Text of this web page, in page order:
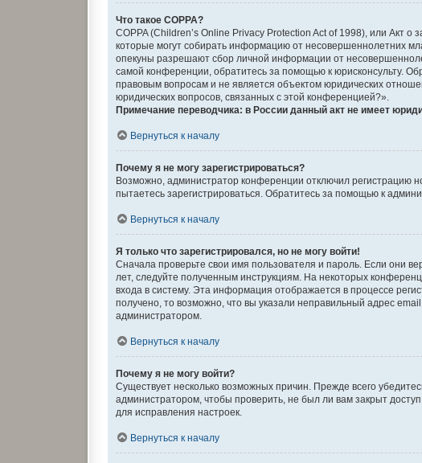
Что такое COPPA?
COPPA (Children’s Online Privacy Protection Act of 1998), или Акт
которые могут собирать информацию от несовершеннолетних
опекуны разрешают сбор личной информации от
самой конференции, обратитесь за помощью к юрисконсульту.
правовым вопросам и не является объектом юридических
юридических вопросов, связанных с этой конференцией?».
Примечание переводчика: в России данный акт не имеет
Вернуться к началу
Почему я не могу зарегистрироваться?
Возможно, администратор конференции отключил регистрацию
пытаетесь зарегистрироваться. Обратитесь за помощью к
Вернуться к началу
Я только что зарегистрировался, но не могу войти!
Сначала проверьте свои имя пользователя и пароль. Если они
лет, следуйте полученным инструкциям. На некоторых
входа в систему. Эта информация отображается в процессе
получено, то возможно, что вы указали неправильный адрес
администратором.
Вернуться к началу
Почему я не могу войти?
Существует несколько возможных причин. Прежде всего
администратором, чтобы проверить, не был ли вам закрыт
для исправления настроек.
Вернуться к началу